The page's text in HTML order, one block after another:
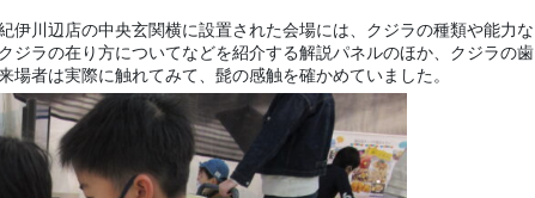
伊川辺店の中央玄関横に設置された会場には、クジラの種類や能力な
ジラの在り方についてなどを紹介する解説パネルのほか、クジラの歯
者は実際に触れてみて、髭の感触を確かめていました。